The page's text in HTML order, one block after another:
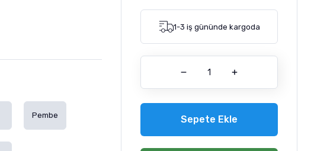
Pembe
1-3 iş gününde kargoda
Sepete Ekle